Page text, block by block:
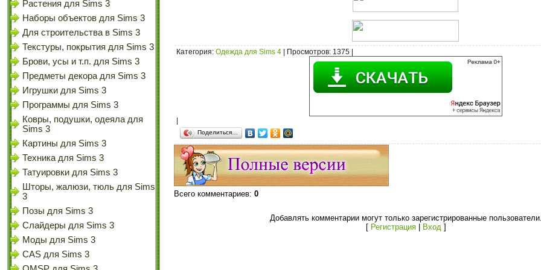
Растения для Sims 3
Наборы объектов для Sims 3
Для строительства в Sims 3
Текстуры, покрытия для Sims 3
Брови, усы и т.п. для Sims 3
Предметы декора для Sims 3
Игрушки для Sims 3
Программы для Sims 3
Ковры, подушки, одеяла для
Sims 3
Картины для Sims 3
Техника для Sims 3
Татуировки для Sims 3
Шторы, жалюзи, тюль для Sims
3
Позы для Sims 3
Слайдеры для Sims 3
Моды для Sims 3
CAS для Sims 3
Категория: Одежда для Sims 4 Просмотров: 1375 |
Поделиться…
Всего комментариев: 0
Добавлять комментарии могут только зарегистрированные
[ Регистрация| Вход]